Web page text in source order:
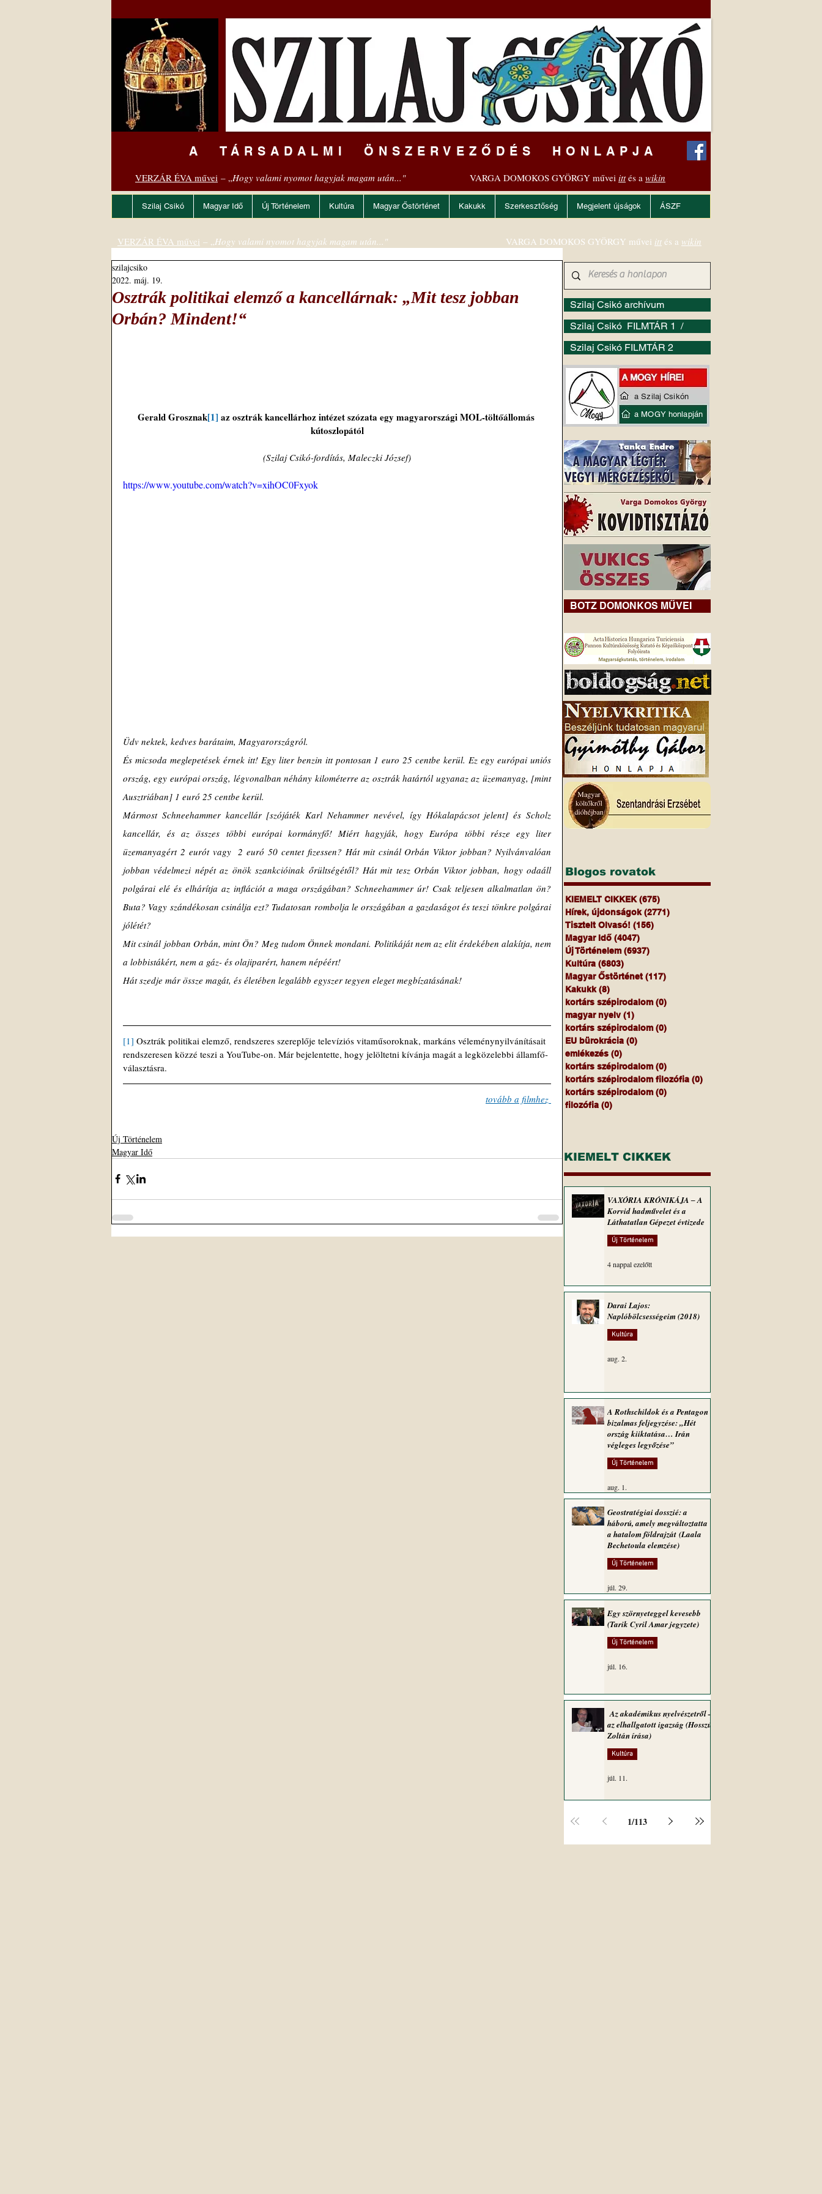
A TÁRSADALMI ÖNSZERVEZŐDÉS HONLAPJA
VERZÁR ÉVA művei – „Hogy valami nyomot hagyjak magam után..." VARGA DOMOKOS GYÖRGY művei ittés a wikin
Szilaj Csikó Magyar Idő Új Történelem Kultúra Magyar Őstörténet Kakukk Szerkesztőség Megjelent újságok ÁSZF
Osztrák politikai elemző a kancellárnak: „Mit tesz jobban
Orbán? Mindent!“
szilajcsiko
2022. máj. 19.
Gerald Grosznak[1] az osztrák kancellárhoz intézet szózata egy magyarországi MOL-töltőállomás
kútoszlopától
(Szilaj Csikó-fordítás, Maleczki József)
https://www.youtube.com/watch?v=xihOC0Fxyok
Üdv nektek, kedves barátaim, Magyarországról.
És micsoda meglepetések érnek itt! Egy liter benzin itt pontosan 1 euro 25 centbe kerül. Ez egy európai uniós
ország, egy európai ország, légvonalban néhány kilométerre az osztrák határtól ugyanaz az üzemanyag, [mint
Ausztriában] 1 euró 25 centbe kerül.
Mármost Schneehammer kancellár [szójáték Karl Nehammer nevével, így Hókalapácsot jelent] és Scholz
kancellár, és az összes többi európai kormányfő! Miért hagyják, hogy Európa többi része egy liter
üzemanyagért 2 eurót vagy  2 euró 50 centet fizessen? Hát mit csinál Orbán Viktor jobban? Nyilvánvalóan
jobban védelmezi népét az önök szankcióinak őrültségétől? Hát mit tesz Orbán Viktor jobban, hogy odaáll
polgárai elé és elhárítja az inflációt a maga országában? Schneehammer úr! Csak teljesen alkalmatlan ön?
Buta? Vagy szándékosan csinálja ezt? Tudatosan rombolja le országában a gazdaságot és teszi tönkre polgárai
jólétét?
Mit csinál jobban Orbán, mint Ön? Meg tudom Önnek mondani. Politikáját nem az elit érdekében alakítja, nem
a lobbistákért, nem a gáz- és olajiparért, hanem népéért!
Hát szedje már össze magát, és életében legalább egyszer tegyen eleget megbízatásának!
[1] Osztrák politikai elemző, rendszeres szereplője televíziós vitaműsoroknak, markáns véleménynyilvánításait
rendszeresen közzé teszi a YouTube-on. Már bejelentette, hogy jelöltetni kívánja magát a legközelebbi államfő-
választásra.
tovább a filmhez
Új Történelem
Magyar Idő
Szilaj Csikó archívum
Szilaj Csikó FILMTÁR 1 /
Szilaj Csikó FILMTÁR 2
VERZÁR ÉVA művei – „Hogy valami nyomot hagyjak magam után..." VARGA DOMOKOS GYÖRGY művei itt és a wikin
BOTZ DOMONKOS MŰVEI
Blogos rovatok
KIEMELT CIKKEK (675)
Hírek, újdonságok (2771)
Tisztelt Olvasó! (156)
Magyar Idő (4047)
Új Történelem (6937)
Kultúra (6803)
Magyar Őstörténet (117)
Kakukk (8)
kortárs szépirodalom (0)
magyar nyelv (1)
kortárs szépirodalom (0)
EU bürokrácia (0)
emlékezés (0)
kortárs szépirodalom (0)
kortárs szépirodalom filozófia (0)
kortárs szépirodalom (0)
filozófia (0)
KIEMELT CIKKEK
VAXÓRIA KRÓNIKÁJA ‒ A
Korvid hadművelet és a
Láthatatlan Gépezet évtizede
Új Történelem
4 nappal ezelőtt
Darai Lajos:
Naplóbölcsességeim (2018)
Kultúra
aug. 2.
A Rothschildok és a Pentagon
bizalmas feljegyzése: „Hét
ország kiiktatása… Irán
végleges legyőzése”
Új Történelem
aug. 1.
Geostratégiai dosszié: a
háború, amely megváltoztatta
a hatalom földrajzát (Laala
Bechetoula elemzése)
Új Történelem
júl. 29.
Egy szörnyeteggel kevesebb
(Tarik Cyril Amar jegyzete)
Új Történelem
júl. 16.
Az akadémikus nyelvészetről –
az elhallgatott igazság (Hosszú
Zoltán írása)
Kultúra
júl. 11.
1/113
a Szilaj Csikón
a MOGY honlapján